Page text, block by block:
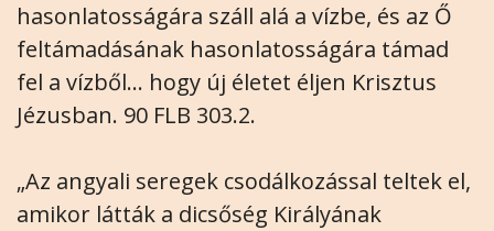
hasonlatosságára száll alá a vízbe, és az Ő
feltámadásának hasonlatosságára támad
fel a vízből... hogy új életet éljen Krisztus
Jézusban. 90 FLB 303.2.
„Az angyali seregek csodálkozással teltek el,
amikor látták a dicsőség Királyának